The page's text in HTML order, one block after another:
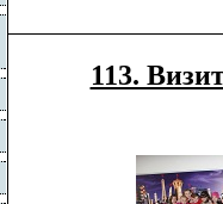
113.